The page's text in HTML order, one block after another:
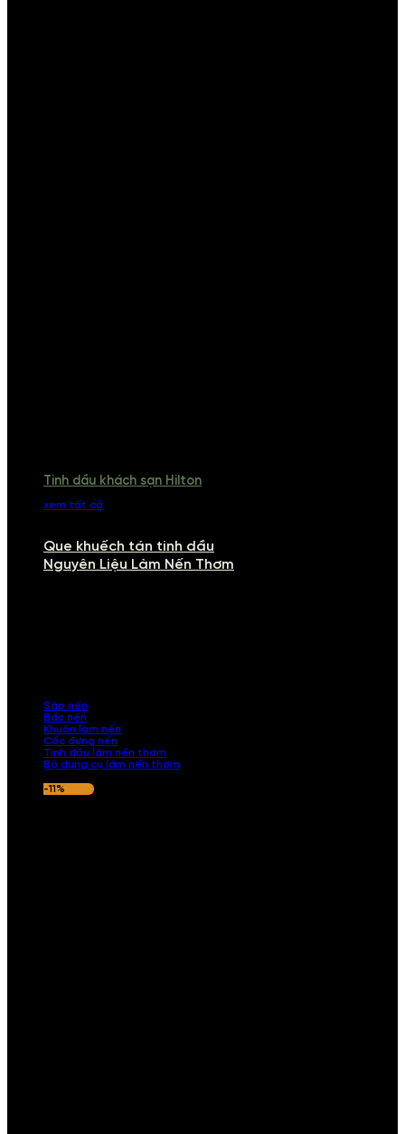
Tinh dầu khách sạn Hilton
xem tất cả
Que khuếch tán tinh dầu
Nguyên Liệu Làm Nến Thơm
Sáp nến
Bấc nến
Khuôn làm nến
Cốc đựng nến
Tinh dầu làm nến thơm
Bộ dụng cụ làm nến thơm
-11%